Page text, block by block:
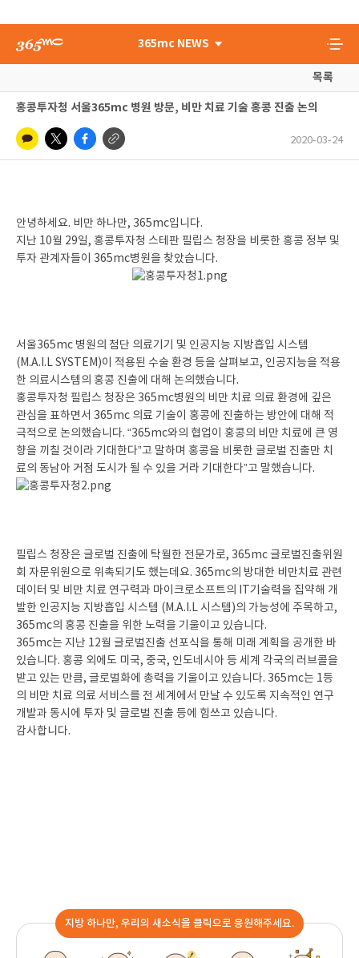
365mc NEWS
목록
홍콩투자청 서울365mc 병원 방문, 비만 치료 기술 홍콩 진출 논의
2020-03-24
안녕하세요. 비만 하나만, 365mc입니다.
지난 10월 29일, 홍콩투자청 스테판 필립스 청장을 비롯한 홍콩 정부 및
투자 관계자들이
365mc병원을 찾았습니다.
서울365mc 병원의 첨단 의료기기 및 인공지능 지방흡입 시스템
(M.A.I.L SYSTEM)이 적용된 수술 환경 등을 살펴보고, 인공지능을 적용
한 의료시스템의 홍콩 진출에 대해 논의했습니다.
홍콩투자청 필립스 청장은 365mc병원의 비만 치료 의료 환경에 깊은
관심을 표하면서 365mc 의료기술이 홍콩에 진출하는 방안에 대해 적
극적으로 논의했습니다. “365mc와의 협업이 홍콩의 비만 치료에 큰 영
향을 끼칠 것이라 기대한다”고 말하며 홍콩을 비롯한 글로벌 진출만 치
료의 동남아 거점 도시가 될 수 있을 거라 기대한다”고 말했습니다.
필립스 청장은 글로벌 진출에 탁월한 전문가로, 365mc글로벌진출위원
회 자문위원으로 위촉되기도 했는데요. 365mc의 방대한 비만치료 관련
데이터 및 비만 치료 연구력과 마이크로소프트의
기술력을 집약해 개
발한 인공지능 지방흡입 시스템 (M.A.I.L시스템)의 가능성에 주목하고,
365mc의 홍콩 진출을 위한 노력을 기울이고 있습니다.
365mc는 지난 12월 글로벌진출 선포식을 통해 미래 계획을 공개한 바
있습니다. 홍콩 외에도 미국, 중국, 인도네시아 등 세계 각국의 러브콜을
받고 있는 만큼, 글로벌화에 총력을 기울이고 있습니다. 365mc는 1등
의 비만 치료 의료 서비스를 전 세계에서 만날 수 있도록 지속적인 연구
개발과 동시에 투자 및 글로벌 진출 등에 힘쓰고 있습니다.
감사합니다.
지방 하나만, 우리의 새소식을 클릭으로 응원해주세요.